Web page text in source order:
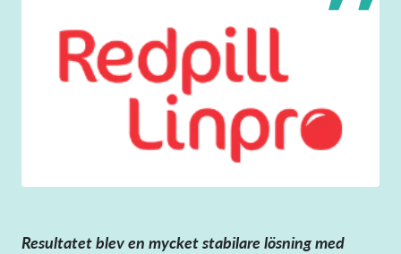
Resultatet blev en mycket stabilare lösning med